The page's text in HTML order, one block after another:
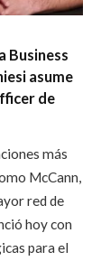
Business
asume
de
más
McCann,
red de
hoy con
para el